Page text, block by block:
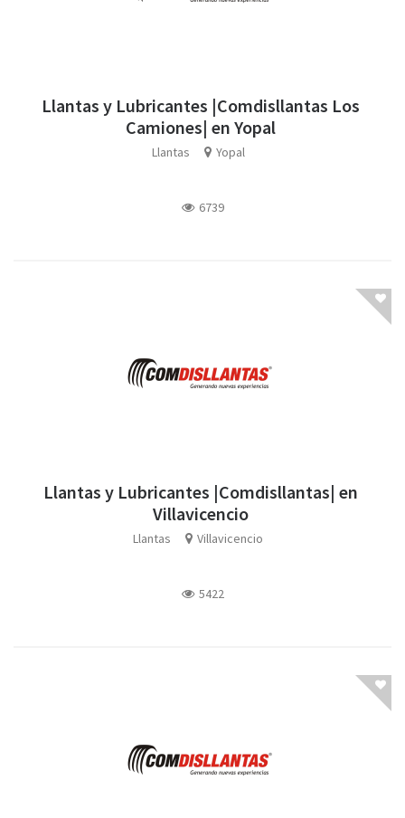
Llantas y Lubricantes |Comdisllantas Los
Camiones| en Yopal
Llantas Yopal
6739
Llantas y Lubricantes |Comdisllantas| en
Villavicencio
Llantas Villavicencio
5422